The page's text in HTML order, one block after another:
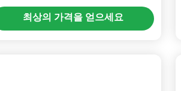
최상의 가격을 얻으세요